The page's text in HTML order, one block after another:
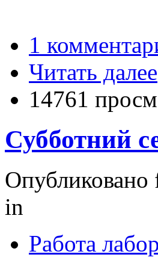
1
Читать далее
14761
Субботний
Опубликовано
in
Работа